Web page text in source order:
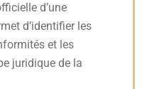
d’une
d’identifier les
et les
juridique de la